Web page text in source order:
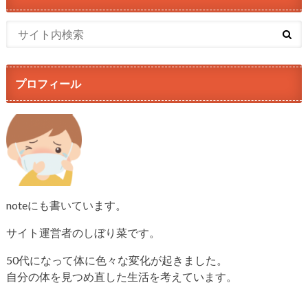
プロフィール
noteにも書いています。
サイト運営者のしぼり菜です。
50代になって体に色々な変化が起きました。
自分の体を見つめ直した生活を考えています。